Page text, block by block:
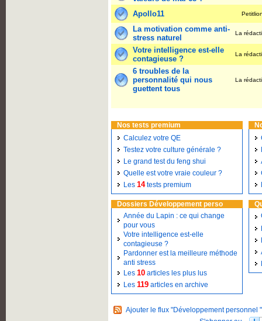
Apollo11
La motivation comme anti-
stress naturel
La
Votre intelligence est-elle
contagieuse ?
La
6 troubles de la
personnalité qui nous
guettent tous
La
Nos tests premium
Calculez votre QE
Testez votre culture générale ?
Le grand test du feng shui
Quelle est votre vraie couleur ?
Les 14tests premium
Dossiers Développement perso
Année du Lapin : ce qui change
pour vous
Votre intelligence est-elle
contagieuse ?
Pardonner est la meilleure méthode
anti stress
Les 10 articles les plus lus
Les 119 articles en archive
Ajouter le flux "Développement personnel "